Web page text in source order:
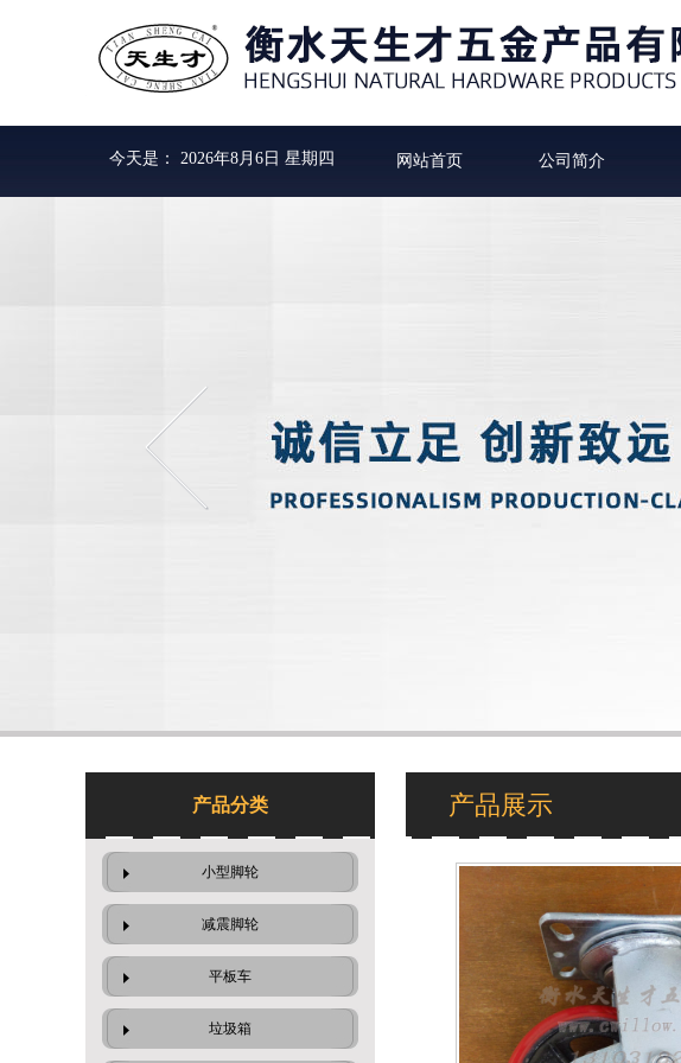
今天是： 2026年8月6日 星期四 网站首页 公司简介
产品分类
小型脚轮
减震脚轮
平板车
垃圾箱
产品展示